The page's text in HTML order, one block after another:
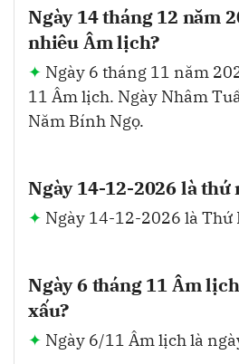
Ngày 14 tháng 12 năm
nhiêu Âm lịch?
Ngày 6 tháng 11 năm
11 Âm lịch. Ngày Nhâm
Năm Bính Ngọ.
Ngày 14-12-2026 là thứ
Ngày 14-12-2026 là Thứ
Ngày 6 tháng 11 Âm
xấu?
Ngày 6/11 Âm lịch là